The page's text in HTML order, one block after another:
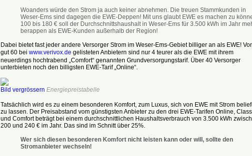
Woanders würde den Strom ja auch keiner abnehmen. Die treuen Stammkunden in
Weser-Ems sind dagegen die EWE-Deppen! Mit uns glaubt EWE es machen zu
100 bis 180 € soll der Durchschnittshaushalt in Weser-Ems für 3.500 kWh im Jahr
berappen als EWE-Kunden außerhalb der Region!
Dabei bietet fast jeder andere Versorger Strom im Weser-Ems-Gebiet billiger an als EWE!
gut 60 bei www.verivox.de gelisteten Anbietern sind nur 4 teurer als die EWE mit ihrem
neuerdings hochtrabend „Comfort“ genannten Grundversorgungstarif. Über 40 Versorger
unterbieten noch den billigsten EWE-Tarif „Online“.
Bild vergrössern Energiepreistabelle
Tatsächlich wird es zu einem besonderen Komfort, zum Luxus, sich von EWE mit Strom
zu lassen. Der Preisabstand vom günstigsten Anbieter zu den drei EWE-Tarifen Online,
und Comfort beträgt bei einem durchschnittlichen Haushaltsverbrauch von 3.500 kWh
200 und 240 € im Jahr. Das sind im Schnitt über 25%.
Wer sich diesen besonderen Komfort nicht leisten kann oder will, sollte den
Stromanbieter wechseln!